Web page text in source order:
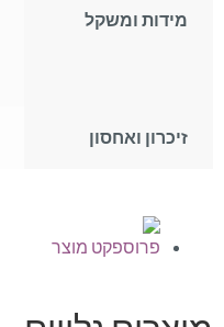
מידות ומשקל
זיכרון ואחסון
פרוספקט מוצר